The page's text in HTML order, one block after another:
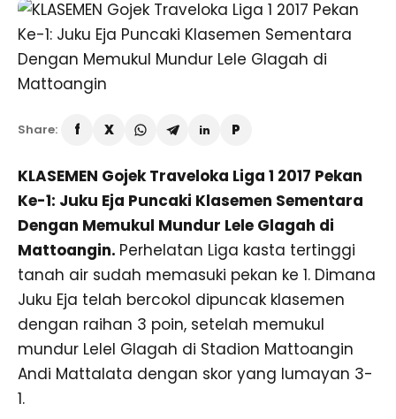
Share:
KLASEMEN Gojek Traveloka Liga 1 2017 Pekan
Ke-1: Juku Eja Puncaki Klasemen Sementara
Dengan Memukul Mundur Lele Glagah di
Mattoangin. Perhelatan Liga kasta tertinggi
tanah air sudah memasuki pekan ke 1. Dimana
Juku Eja telah bercokol dipuncak klasemen
dengan raihan 3 poin, setelah memukul
mundur Lelel Glagah di Stadion Mattoangin
Andi Mattalata dengan skor yang lumayan 3-
1.